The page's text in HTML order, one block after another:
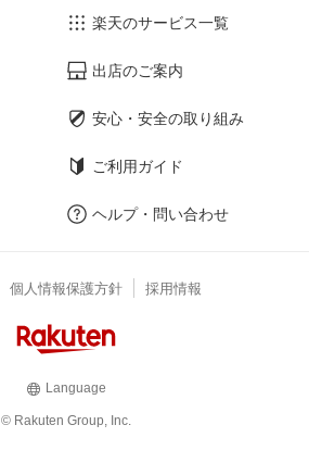
楽天のサービス一覧
出店のご案内
安心・安全の取り組み
ご利用ガイド
ヘルプ・問い合わせ
個人情報保護方針 採用情報
Language
© Rakuten Group, Inc.